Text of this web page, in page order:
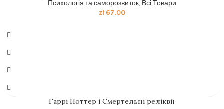
Психологія та саморозвиток, Всі Товари
zł67.00
Гаррі Поттер і Смертельні реліквії